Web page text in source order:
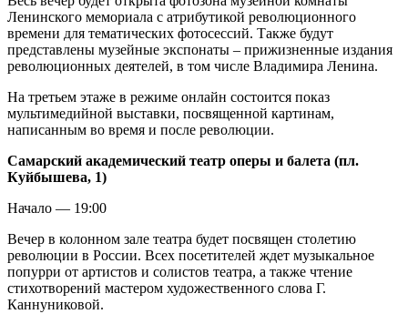
Ленинского мемориала с атрибутикой революционного
времени для тематических фотосессий. Также будут
представлены музейные экспонаты – прижизненные издания
революционных деятелей, в том числе Владимира Ленина.
На третьем этаже в режиме онлайн состоится показ
мультимедийной выставки, посвященной картинам,
написанным во время и после революции.
Самарский академический театр оперы и балета (пл.
Куйбышева, 1)
Начало — 19:00
Вечер в колонном зале театра будет посвящен столетию
революции в России. Всех посетителей ждет музыкальное
попурри от артистов и солистов театра, а также чтение
стихотворений мастером художественного слова Г.
Каннуниковой.